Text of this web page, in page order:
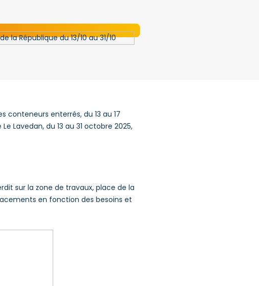
conteneurs enterrés, du 13 au 17
Lavedan, du 13 au 31 octobre 2025,
sur la zone de travaux, place de la
en fonction des besoins et